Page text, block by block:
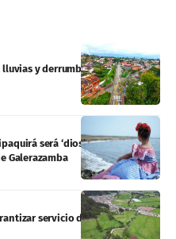
lluvias y derrumbes obligan a
será ‘diosa infantil’ en las
Galerazamba
servicio de agua continuo